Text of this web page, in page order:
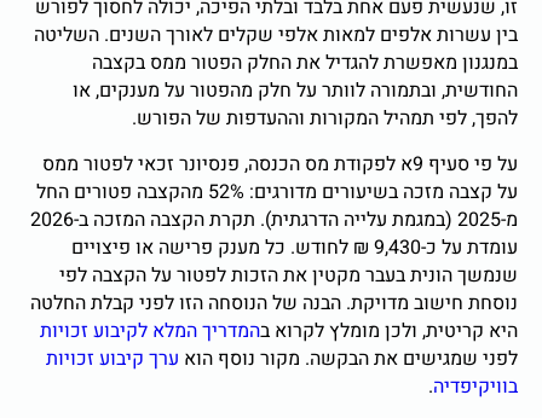
זו, שנעשית פעם אחת בלבד ובלתי הפיכה, יכולה לחסוך לפורש
בין עשרות אלפים למאות אלפי שקלים לאורך השנים. השליטה
במנגנון מאפשרת להגדיל את החלק הפטור ממס בקצבה
החודשית, ובתמורה לוותר על חלק מהפטור על מענקים, או
להפך, לפי תמהיל המקורות וההעדפות של הפורש.
על פי סעיף 9א לפקודת מס הכנסה, פנסיונר זכאי לפטור ממס
על קצבה מזכה בשיעורים מדורגים: 52% מהקצבה פטורים החל
מ-2025 (במגמת עלייה הדרגתית). תקרת הקצבה המזכה ב-2026
עומדת על כ-9,430 ₪ לחודש. כל מענק פרישה או פיצויים
שנמשך הונית בעבר מקטין את הזכות לפטור על הקצבה לפי
נוסחת חישוב מדויקת. הבנה של הנוסחה הזו לפני קבלת החלטה
היא קריטית, ולכן מומלץ לקרוא בהמדריך המלא לקיבוע זכויות
לפני שמגישים את הבקשה. מקור נוסף הוא ערך קיבוע זכויות
בוויקיפדיה.